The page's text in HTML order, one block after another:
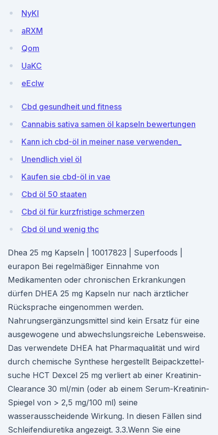
NyKI
aRXM
Qom
UaKC
eEcIw
Cbd gesundheit und fitness
Cannabis sativa samen öl kapseln bewertungen
Kann ich cbd-öl in meiner nase verwenden_
Unendlich viel öl
Kaufen sie cbd-öl in vae
Cbd öl 50 staaten
Cbd öl für kurzfristige schmerzen
Cbd öl und wenig thc
Dhea 25 mg Kapseln | 10017823 | Superfoods |
eurapon Bei regelmäßiger Einnahme von
Medikamenten oder chronischen Erkrankungen
dürfen DHEA 25 mg Kapseln nur nach ärztlicher
Rücksprache eingenommen werden.
Nahrungsergänzungsmittel sind kein Ersatz für eine
ausgewogene und abwechslungsreiche Lebensweise.
Das verwendete DHEA hat Pharmaqualität und wird
durch chemische Synthese hergestellt Beipack­zettel­
suche HCT Dexcel 25 mg verliert ab einer Kreatinin-
Clearance 30 ml/min (oder ab einem Serum-Kreatinin-
Spiegel von > 2,5 mg/100 ml) seine
wasserausscheidende Wirkung. In diesen Fällen sind
Schleifendiuretika angezeigt. 3.3.Wenn Sie eine